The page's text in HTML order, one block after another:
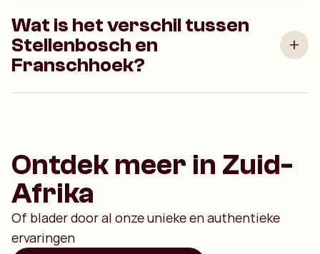
Wat is het verschil tussen
Stellenbosch en
Franschhoek?
Ontdek meer in Zuid-
Afrika
Of blader door al onze unieke en authentieke
ervaringen